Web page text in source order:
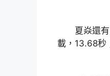
夏焱還有
載，13.68秒